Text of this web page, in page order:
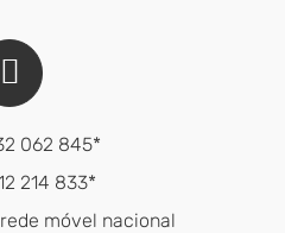
062 845*
214 833*
móvel nacional